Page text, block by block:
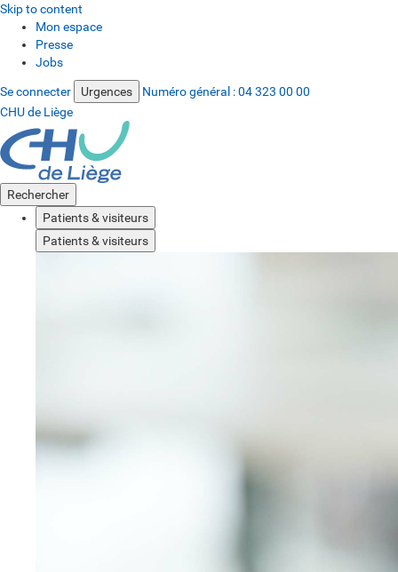
Skip to content
Mon espace
Presse
Jobs
Se connecter Urgences Numéro général :04 323 00 00
CHU de Liège
Rechercher
Patients & visiteurs
Patients & visiteurs